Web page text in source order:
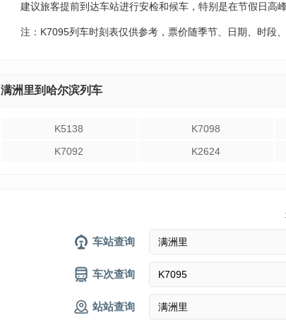
建议旅客提前到达车站进行安检和候车，特别是在节假日高
注：K7095列车时刻表仅供参考，票价随季节、日期、时段
满洲里到哈尔滨列车
K5138 K7098
K7092
K2624
车站查询
车次查询
站站查询